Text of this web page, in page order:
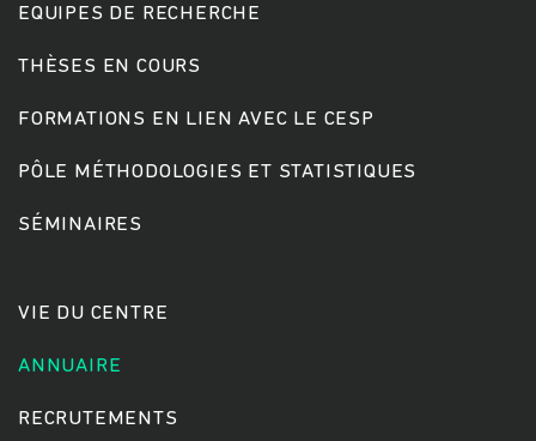
Rechercher
EQUIPES DE RECHERCHE
THÈSES EN COURS
FORMATIONS EN LIEN AVEC LE CESP
PÔLE MÉTHODOLOGIES ET STATISTIQUES
SÉMINAIRES
VIE DU CENTRE
ANNUAIRE
RECRUTEMENTS